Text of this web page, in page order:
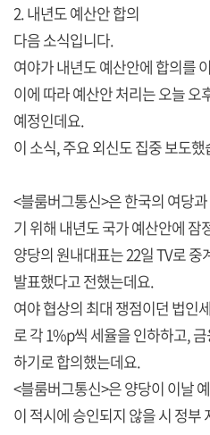
2. 내년도 예산안 합의
다음 소식입니다.
여야가 내년도 예산안에 합의를
이에 따라 예산안 처리는 오늘 오
예정인데요.
이 소식, 주요 외신도 집중 보도했
<블룸버그통신>은 한국의 여당
기 위해 내년도 국가 예산안에
양당의 원내대표는 22일 TV로
발표했다고 전했는데요.
여야 협상의 최대 쟁점이던 법인
로 각 1%p씩 세율을 인하하고,
하기로 합의했는데요.
<블룸버그통신>은 양당이 이날
이 적시에 승인되지 않을 시 정부